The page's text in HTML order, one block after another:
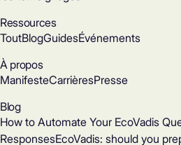
Ressources
ToutBlogGuidesÉvénements
À propos
ManifesteCarrièresPresse
Blog
How to Automate Your EcoVadis
ResponsesEcoVadis: should you